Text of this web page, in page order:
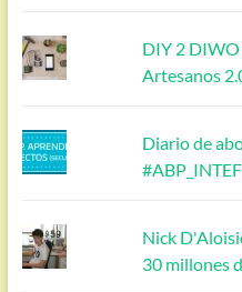
DIY 2 DIWO
Artesanos
Diario de
#ABP_INTEF
Nick
30 millones